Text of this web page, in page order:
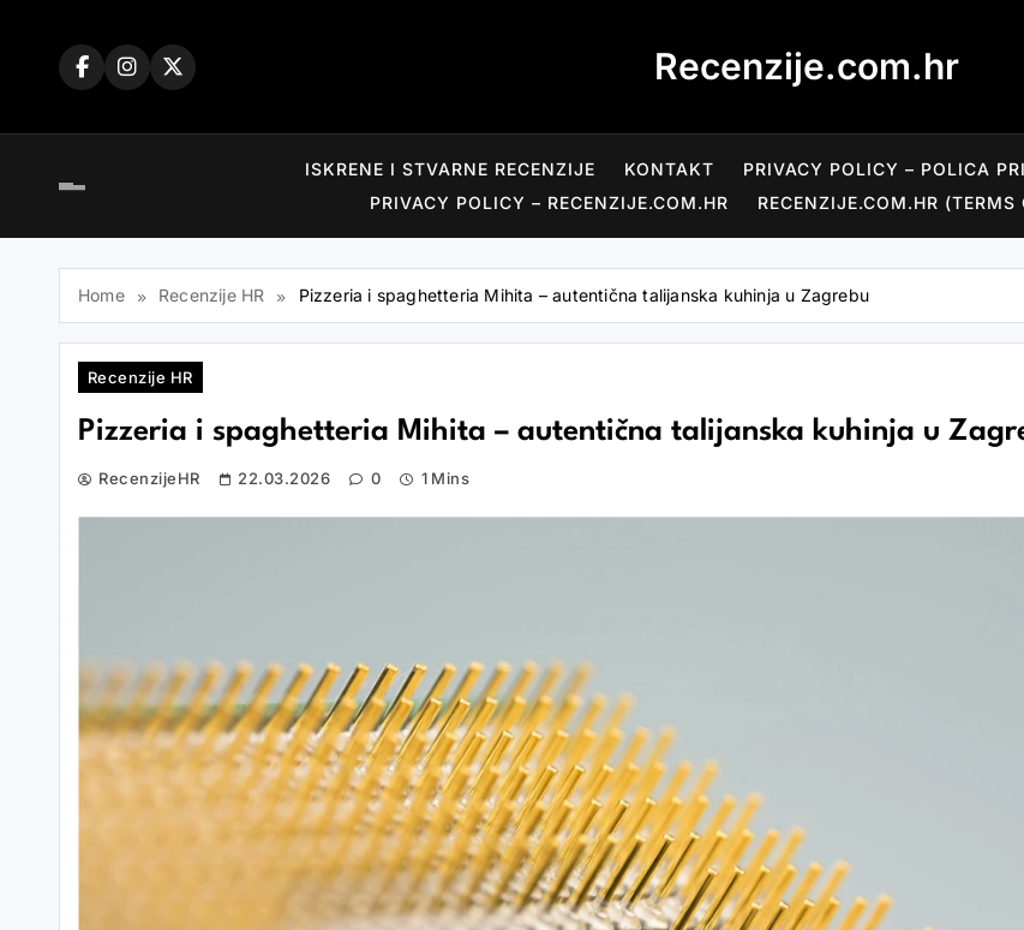
Recenzije.com.hr
ISKRENE I STVARNE RECENZIJE KONTAKT
PRIVACY POLICY – POLICA
PRIVACY POLICY – RECENZIJE.COM.HR
RECENZIJE.COM.HR (TERMS
Home Recenzije HR Pizzeria i spaghetteria Mihita – autentična talijanska kuhinja u Zagrebu
Recenzije HR
Pizzeria i spaghetteria Mihita – autentična talijanska kuhinja u
RecenzijeHR 22.03.2026 0 1 Mins